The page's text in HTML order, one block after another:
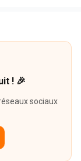
! 🎉
sociaux